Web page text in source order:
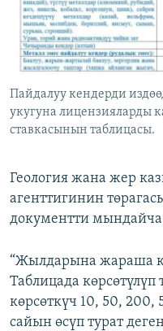
Пайдалуу кендерди
укугуна лицензияларды
ставкасынын таблицасы.
Геология жана жер
агенттигинин
документти
“Жылдарына жараша
Таблицада көрсөтүлүп
көрсөткүч 10, 50, 200,
сайын өсүп турат